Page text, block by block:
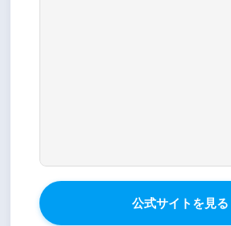
公式サイトを見る